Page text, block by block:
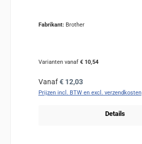
Fabrikant: Brother
Varianten vanaf€ 10,54
Normale prijs:
Vanaf€ 12,03
Prijzen incl. BTW en excl. verzendkosten
Details